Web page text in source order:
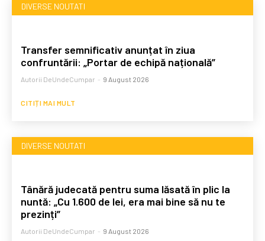
DIVERSE NOUTATI
Transfer semnificativ anunțat în ziua
confruntării: „Portar de echipă națională”
Autorii DeUndeCumpar - 9 August 2026
CITIȚI MAI MULT
DIVERSE NOUTATI
Tânără judecată pentru suma lăsată în plic la
nuntă: „Cu 1.600 de lei, era mai bine să nu te
prezinți”
Autorii DeUndeCumpar - 9 August 2026